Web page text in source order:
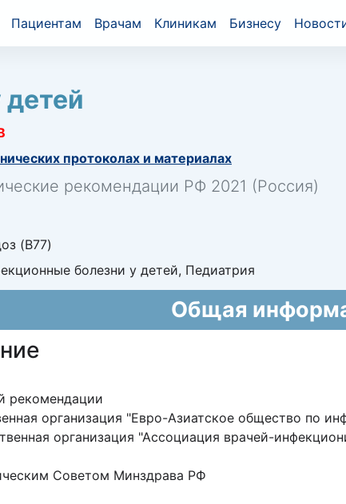
Пациентам Врачам Клиникам Бизнесу
протоколах и материалах
рекомендации РФ 2021 (Россия)
(B77)
болезни у детей, Педиатрия
Общая
рекомендации
организация "Евро-Азиатское общество по
организация "Ассоциация врачей-
Советом Минздрава РФ